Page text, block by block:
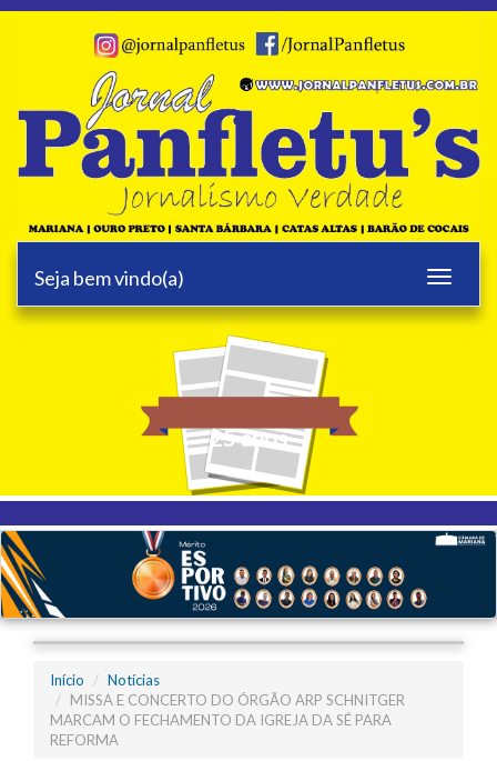
Toggle
Seja bem vindo(a)
25 anos
Início
Notícias
MISSA E CONCERTO DO ÓRGÃO ARP SCHNITGER
MARCAM O FECHAMENTO DA IGREJA DA SÉ PARA
REFORMA